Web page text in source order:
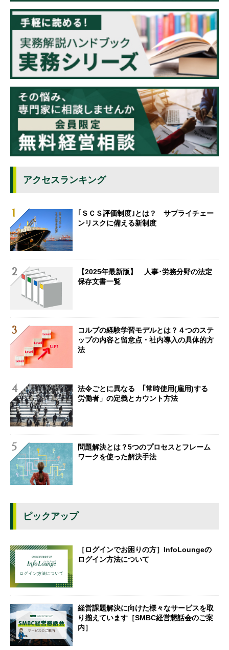
アクセスランキング
｢ＳＣＳ評価制度｣とは？ サプライチェー
ンリスクに備える新制度
【2025年最新版】 人事･労務分野の法定
保存文書一覧
コルブの経験学習モデルとは？４つのステ
ップの内容と留意点・社内導入の具体的方
法
法令ごとに異なる ｢常時使用(雇用)する
労働者」の定義とカウント方法
問題解決とは？5つのプロセスとフレーム
ワークを使った解決手法
ピックアップ
［ログインでお困りの方］InfoLoungeの
ログイン方法について
経営課題解決に向けた様々なサービスを取
り揃えています［SMBC経営懇話会のご案
内］